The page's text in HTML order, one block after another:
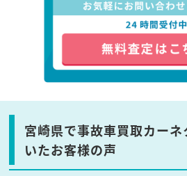
宮崎県で事故車買取カー
いたお客様の声